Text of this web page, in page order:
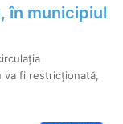
în municipiul
va fi restricţionată,